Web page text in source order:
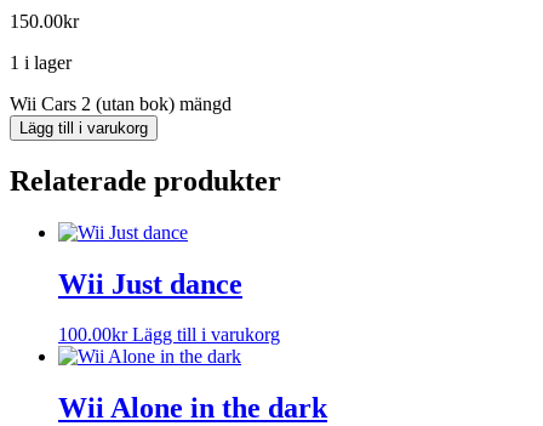
150.00kr
1 i lager
Wii Cars 2 (utan bok) mängd
Lägg till i varukorg
Relaterade produkter
Wii Just dance
100.00kr Lägg till i varukorg
Wii Alone in the dark